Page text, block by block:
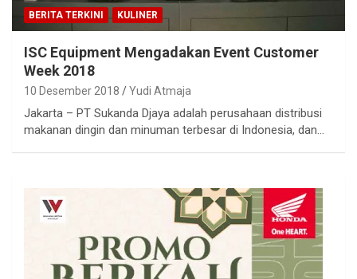
BERITA TERKINI KULINER
ISC Equipment Mengadakan Event Customer
Week 2018
10 Desember 2018 Yudi Atmaja
Jakarta – PT Sukanda Djaya adalah perusahaan distribusi
makanan dingin dan minuman terbesar di Indonesia, dan…